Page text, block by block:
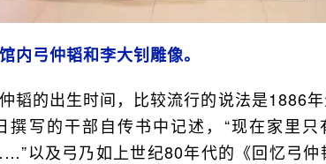
内弓仲韬和李大钊雕像。
韬的出生时间，比较流行的说法是1886
撰写的干部自传书中记述，“现在家里
以及弓乃如上世纪80年代的《回忆弓仲